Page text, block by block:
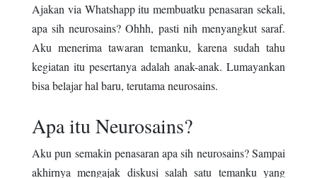
Ajakan via Whatshapp itu membuatku penasaran sekali,
apa sih neurosains? Ohhh, pasti nih menyangkut saraf.
Aku menerima tawaran temanku, karena sudah tahu
kegiatan itu pesertanya adalah anak-anak. Lumayankan
bisa belajar hal baru, terutama neurosains.
Apa itu Neurosains?
Aku pun semakin penasaran apa sih neurosains? Sampai
akhirnya mengajak diskusi salah satu temanku yang